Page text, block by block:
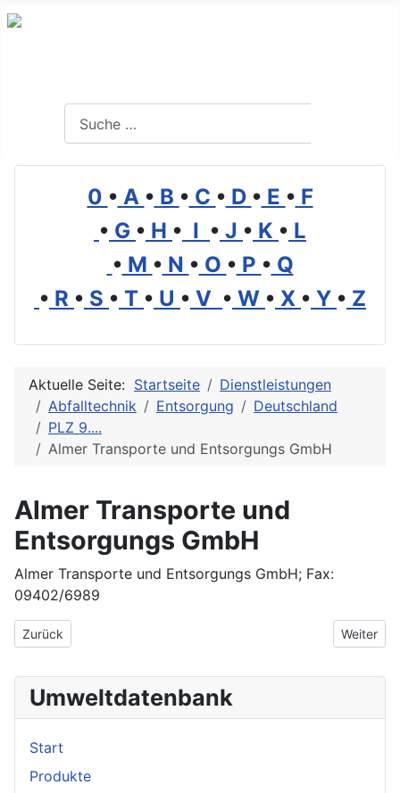
0 • A • B • C • D • E • F
• G • H • I • J • K • L
• M • N • O • P • Q
• R • S • T • U • V • W • X • Y • Z
Aktuelle Seite: Startseite
Dienstleistungen
Abfalltechnik
Entsorgung
Deutschland
PLZ 9....
Almer Transporte und Entsorgungs GmbH
Almer Transporte und
Entsorgungs GmbH
Almer Transporte und Entsorgungs GmbH; Fax:
09402/6989
Vorheriger Beitrag: Airmotec Vertriebsges. für Innov. vor Ort -
Zurück Nächster
Weiter
Umweltdatenbank
Start
Produkte